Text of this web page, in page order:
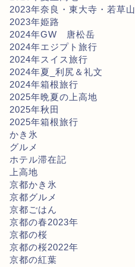
2023年奈良・東大寺・若草山
2023年姫路
2024年GW 唐松岳
2024年エジプト旅行
2024年スイス旅行
2024年夏_利尻＆礼文
2024年箱根旅行
2025年晩夏の上高地
2025年秋田
2025年箱根旅行
かき氷
グルメ
ホテル滞在記
上高地
京都かき氷
京都グルメ
京都ごはん
京都の春2023年
京都の桜
京都の桜2022年
京都の紅葉